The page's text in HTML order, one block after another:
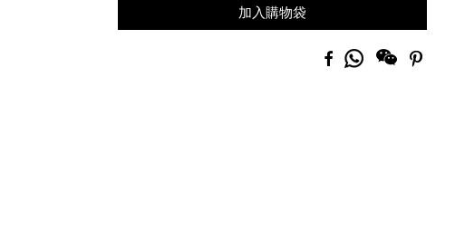
加入購物袋
Facebook
分